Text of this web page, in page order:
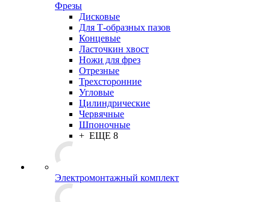
Фрезы
Дисковые
Для Т-образных пазов
Концевые
Ласточкин хвост
Ножи для фрез
Отрезные
Трехсторонние
Угловые
Цилиндрические
Червячные
Шпоночные
+ ЕЩЕ 8
Электромонтажный комплект